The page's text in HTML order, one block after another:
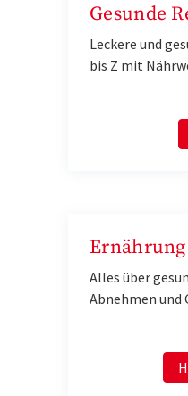
Gesunde
Leckere und
bis Z mit
Ernährung
Alles über
Abnehmen und